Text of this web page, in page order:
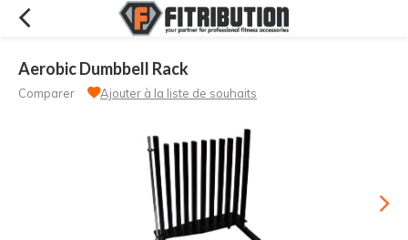
Aerobic Dumbbell Rack
Comparer Ajouter à la liste de souhaits